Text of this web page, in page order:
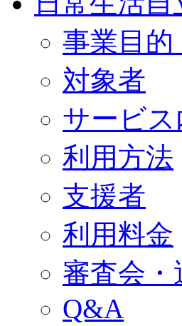
事業目的
対象者
サービス
利用方法
支援者
利用料金
審査会・
Q&A